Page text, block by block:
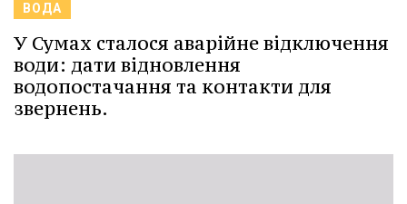
ВОДА
У Сумах сталося аварійне відключення
води: дати відновлення
водопостачання та контакти для
звернень.